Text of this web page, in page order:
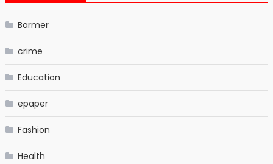
Barmer
crime
Education
epaper
Fashion
Health